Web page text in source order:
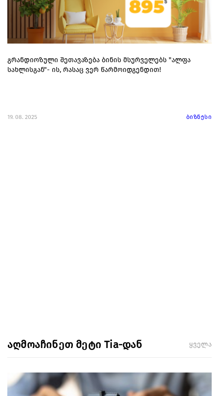
გრანდიოზული შეთავაზება ბინის მსურველებს "ალფა
სახლისგან"- ის, რასაც ვერ წარმოიდგენდით!
19. 08. 2025 ბიზნესი
აღმოაჩინეთ მეტი Tia-დან ყველა